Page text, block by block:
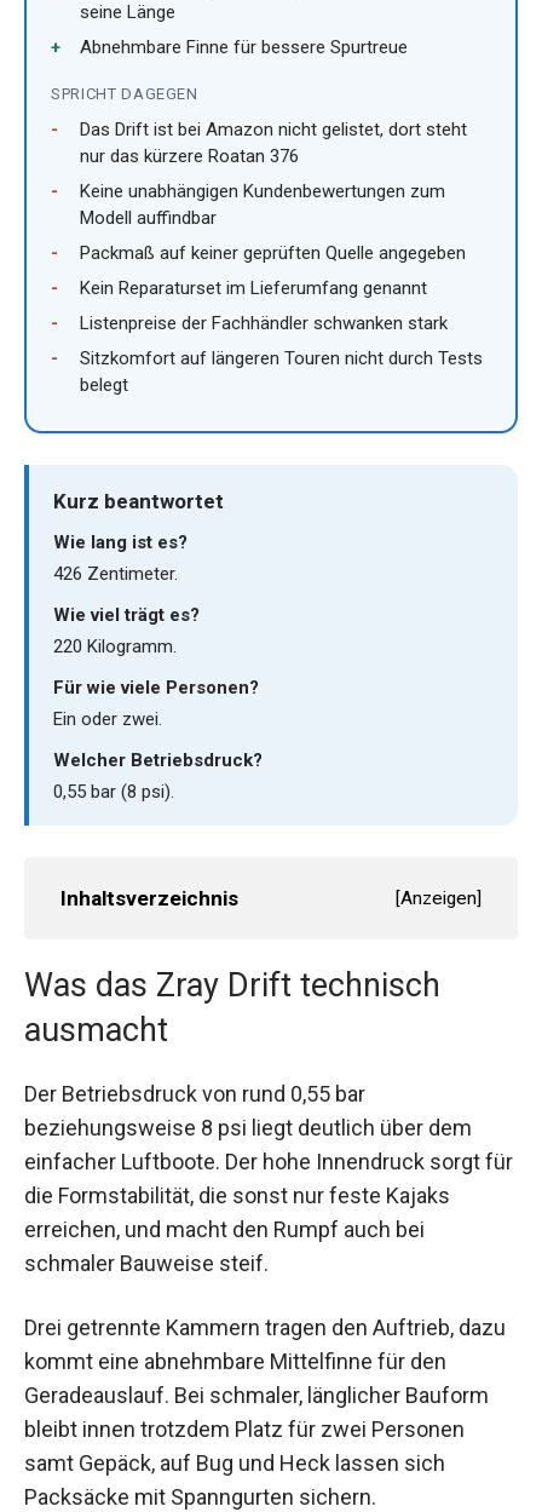
seine Länge
Abnehmbare Finne für bessere Spurtreue
SPRICHT DAGEGEN
Das Drift ist bei Amazon nicht gelistet, dort steht
nur das kürzere Roatan 376
Keine unabhängigen Kundenbewertungen zum
Modell auffindbar
Packmaß auf keiner geprüften Quelle angegeben
Kein Reparaturset im Lieferumfang genannt
Listenpreise der Fachhändler schwanken stark
Sitzkomfort auf längeren Touren nicht durch Tests
belegt
Kurz beantwortet
Wie lang ist es?
426 Zentimeter.
Wie viel trägt es?
220 Kilogramm.
Für wie viele Personen?
Ein oder zwei.
Welcher Betriebsdruck?
0,55 bar (8 psi).
Inhaltsverzeichnis [Anzeigen]
Was das Zray Drift technisch
ausmacht
Der Betriebsdruck von rund 0,55 bar
beziehungsweise 8 psi liegt deutlich über dem
einfacher Luftboote. Der hohe Innendruck sorgt für
die Formstabilität, die sonst nur feste Kajaks
erreichen, und macht den Rumpf auch bei
schmaler Bauweise steif.
Drei getrennte Kammern tragen den Auftrieb, dazu
kommt eine abnehmbare Mittelfinne für den
Geradeauslauf. Bei schmaler, länglicher Bauform
bleibt innen trotzdem Platz für zwei Personen
samt Gepäck, auf Bug und Heck lassen sich
Packsäcke mit Spanngurten sichern.